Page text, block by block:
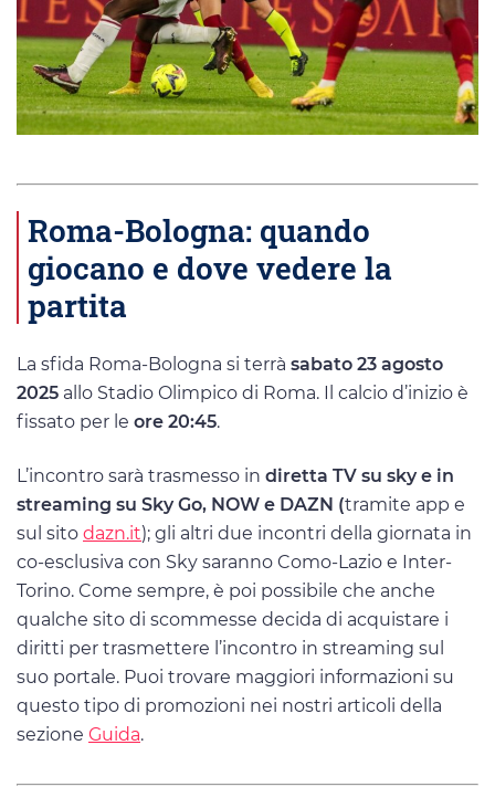
Roma-Bologna: quando
giocano e dove vedere la
partita
La sfida Roma-Bologna si terrà sabato 23 agosto
2025 allo Stadio Olimpico di Roma. Il calcio d’inizio è
fissato per le ore 20:45.
L’incontro sarà trasmesso in diretta TV su sky e in
streaming su Sky Go, NOW e DAZN (tramite app e
sul sito dazn.it); gli altri due incontri della giornata in
co-esclusiva con Sky saranno Como-Lazio e Inter-
Torino. Come sempre, è poi possibile che anche
qualche sito di scommesse decida di acquistare i
diritti per trasmettere l’incontro in streaming sul
suo portale. Puoi trovare maggiori informazioni su
questo tipo di promozioni nei nostri articoli della
sezione Guida.